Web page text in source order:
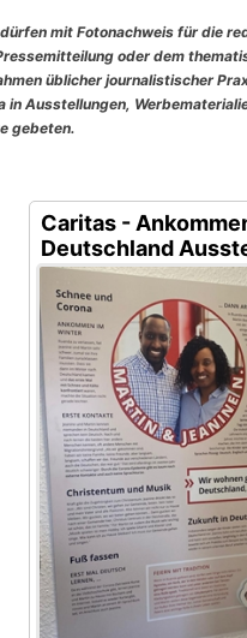
mit Fotonachweis für die
oder dem
üblicher journalistischer
in Ausstellungen,
gebeten.
Caritas -
Deutschland